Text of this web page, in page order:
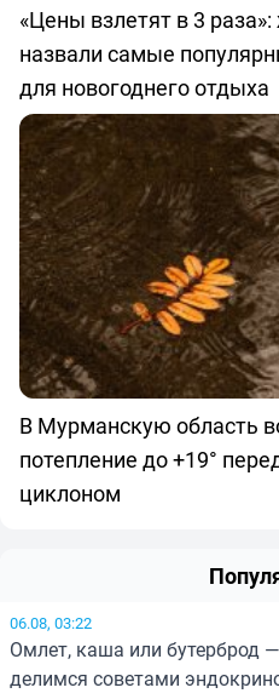
«Цены взлетят в 3
назвали самые
для новогоднего отдыха
В Мурманскую область
потепление до +19°
циклоном
06.08, 03:22
Омлет, каша или бутерброд
делимся советами